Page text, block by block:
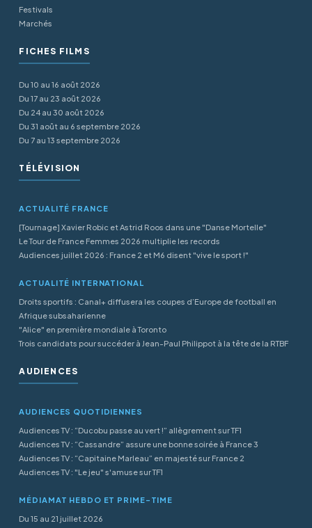
Festivals
Marchés
FICHES FILMS
Du 10 au 16 août 2026
Du 17 au 23 août 2026
Du 24 au 30 août 2026
Du 31 août au 6 septembre 2026
Du 7 au 13 septembre 2026
TÉLÉVISION
ACTUALITÉ FRANCE
[Tournage] Xavier Robic et Astrid Roos dans une "Danse Mortelle"
Le Tour de France Femmes 2026 multiplie les records
Audiences juillet 2026 : France 2 et M6 disent "vive le sport !"
ACTUALITÉ INTERNATIONAL
Droits sportifs : Canal+ diffusera les coupes d’Europe de football en
Afrique subsaharienne
"Alice" en première mondiale à Toronto
Trois candidats pour succéder à Jean-Paul Philippot à la tête de la RTBF
AUDIENCES
AUDIENCES QUOTIDIENNES
Audiences TV : “Ducobu passe au vert !” allègrement sur TF1
Audiences TV : “Cassandre” assure une bonne soirée à France 3
Audiences TV : “Capitaine Marleau” en majesté sur France 2
Audiences TV : "Le jeu" s'amuse sur TF1
MÉDIAMAT HEBDO ET PRIME-TIME
Du 15 au 21 juillet 2026